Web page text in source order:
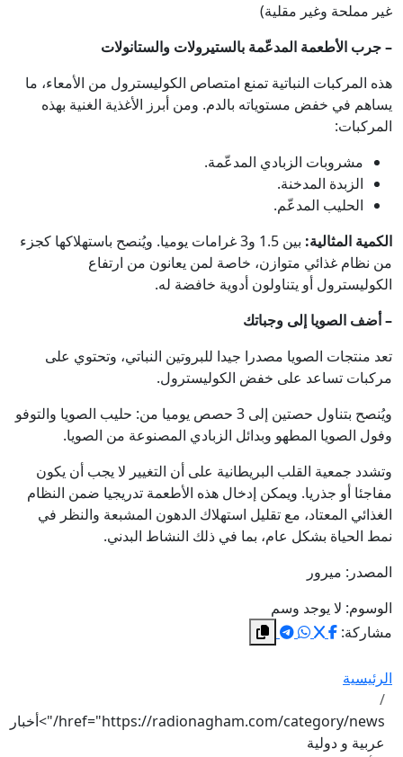
غير مملحة وغير مقلية)
– جرب الأطعمة المدعّمة بالستيرولات والستانولات
هذه المركبات النباتية تمنع امتصاص الكوليسترول من الأمعاء، ما
يساهم في خفض مستوياته بالدم. ومن أبرز الأغذية الغنية بهذه
المركبات:
مشروبات الزبادي المدعّمة.
الزبدة المدخنة.
الحليب المدعّم.
الكمية المثالية:
بين 1.5 و3 غرامات يوميا. ويُنصح باستهلاكها كجزء
من نظام غذائي متوازن، خاصة لمن يعانون من ارتفاع
الكوليسترول أو يتناولون أدوية خافضة له.
– أضف الصويا إلى وجباتك
تعد منتجات الصويا مصدرا جيدا للبروتين النباتي، وتحتوي على
مركبات تساعد على خفض الكوليسترول.
ويُنصح بتناول حصتين إلى 3 حصص يوميا من: حليب الصويا والتوفو
وفول الصويا المطهو وبدائل الزبادي المصنوعة من الصويا.
وتشدد جمعية القلب البريطانية على أن التغيير لا يجب أن يكون
مفاجئا أو جذريا. ويمكن إدخال هذه الأطعمة تدريجيا ضمن النظام
الغذائي المعتاد، مع تقليل استهلاك الدهون المشبعة والنظر في
نمط الحياة بشكل عام، بما في ذلك النشاط البدني.
المصدر: ميرور
الوسوم: لا يوجد وسم
مشاركة:
الرئيسية
href="https://radionagham.com/category/news/">أخبار
عربية و دولية